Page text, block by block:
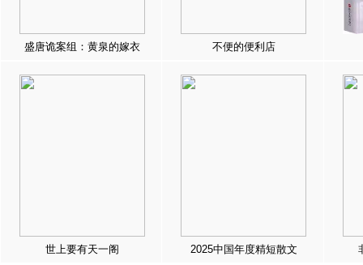
盛唐诡案组：黄泉的嫁衣 不便的便利店
世上要有天一阁 2025中国年度精短散文